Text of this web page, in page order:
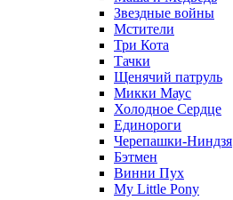
Звездные войны
Мстители
Три Кота
Тачки
Щенячий патруль
Микки Маус
Холодное Сердце
Единороги
Черепашки-Ниндзя
Бэтмен
Винни Пух
My Little Pony